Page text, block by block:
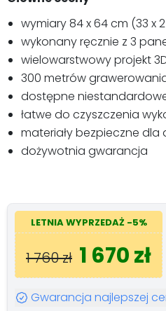
wymiary 84 x 64 cm (33 x
wykonany ręcznie z 3
wielowarstwowy projekt
300 metrów
dostępne
łatwe do czyszczenia
materiały bezpieczne dla
dożywotnia gwarancja
LETNIA WYPRZEDAŻ -5%
1 760 zł 1 670 zł
Gwarancja najlepszej